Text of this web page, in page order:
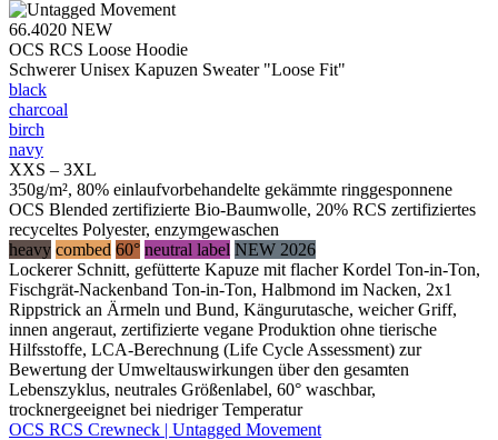
66.4020 NEW
OCS RCS Loose Hoodie
Schwerer Unisex Kapuzen Sweater "Loose Fit"
black
charcoal
birch
navy
XXS – 3XL
350g/m², 80% einlaufvorbehandelte gekämmte ringgesponnene
OCS Blended zertifizierte Bio-Baumwolle, 20% RCS zertifiziertes
recyceltes Polyester, enzymgewaschen
heavy combed 60° neutral label NEW 2026
Lockerer Schnitt, gefütterte Kapuze mit flacher Kordel Ton-in-Ton,
Fischgrät-Nackenband Ton-in-Ton, Halbmond im Nacken, 2x1
Rippstrick an Ärmeln und Bund, Kängurutasche, weicher Griff,
innen angeraut, zertifizierte vegane Produktion ohne tierische
Hilfsstoffe, LCA-Berechnung (Life Cycle Assessment) zur
Bewertung der Umweltauswirkungen über den gesamten
Lebenszyklus, neutrales Größenlabel, 60° waschbar,
trocknergeeignet bei niedriger Temperatur
OCS RCS Crewneck | Untagged Movement